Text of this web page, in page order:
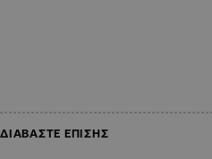
ΔΙΑΒΑΣΤΕ ΕΠΙΣΗΣ